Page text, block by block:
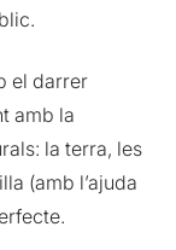
el darrer
amb la
la terra, les
(amb l’ajuda